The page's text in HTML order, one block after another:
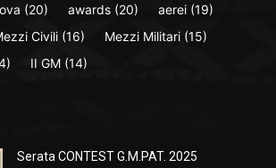
(20) awards (20) aerei (19)
Civili (16) Mezzi Militari (15)
II GM (14)
Serata CONTEST G.M.PAT. 2025